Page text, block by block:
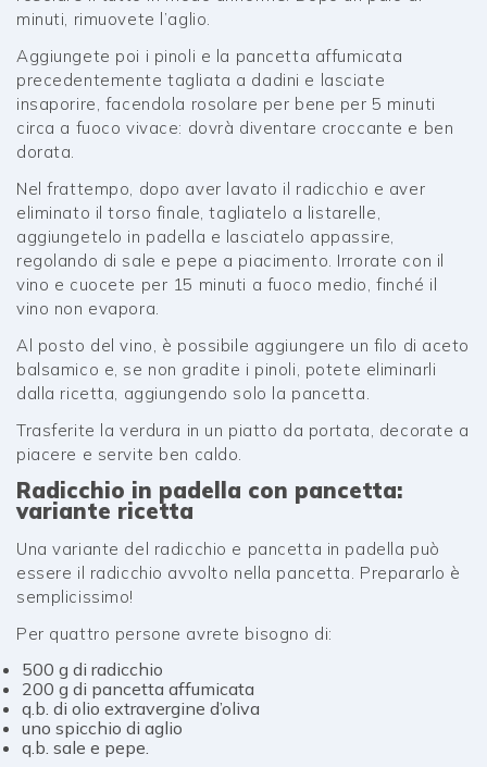
minuti, rimuovete l’aglio.
Aggiungete poi i pinoli e la pancetta affumicata
precedentemente tagliata a dadini e lasciate
insaporire, facendola rosolare per bene per 5 minuti
circa a fuoco vivace: dovrà diventare croccante e ben
dorata.
Nel frattempo, dopo aver lavato il radicchio e aver
eliminato il torso finale, tagliatelo a listarelle,
aggiungetelo in padella e lasciatelo appassire,
regolando di sale e pepe a piacimento. Irrorate con il
vino e cuocete per 15 minuti a fuoco medio, finché il
vino non evapora.
Al posto del vino, è possibile aggiungere un filo di aceto
balsamico e, se non gradite i pinoli, potete eliminarli
dalla ricetta, aggiungendo solo la pancetta.
Trasferite la verdura in un piatto da portata, decorate a
piacere e servite ben caldo.
Radicchio in padella con pancetta:
variante ricetta
Una variante del radicchio e pancetta in padella può
essere il radicchio avvolto nella pancetta. Prepararlo è
semplicissimo!
Per quattro persone avrete bisogno di:
500 g di radicchio
200 g di pancetta affumicata
q.b. di olio extravergine d’oliva
uno spicchio di aglio
q.b. sale e pepe.